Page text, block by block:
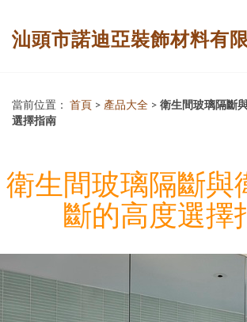
汕頭市諾迪亞裝飾材料有
當前位置： 首頁 > 產品大全 > 衛生間玻璃隔斷
選擇指南
衛生間玻璃隔斷與
斷的高度選擇